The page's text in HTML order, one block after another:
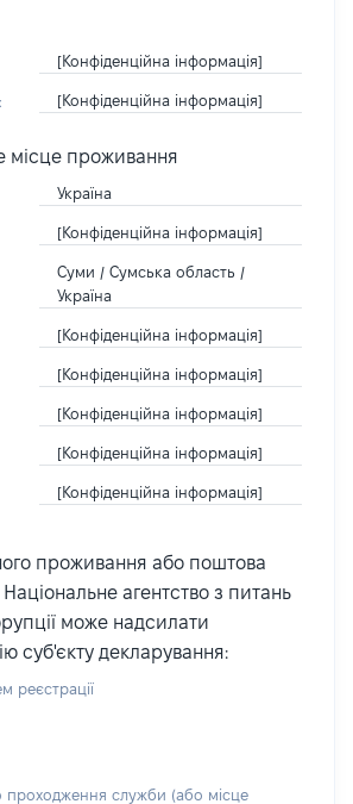
[Конфіденційна інформація]
[Конфіденційна інформація]
місце проживання
Україна
[Конфіденційна інформація]
Суми / Сумська область /
Україна
[Конфіденційна інформація]
[Конфіденційна інформація]
[Конфіденційна інформація]
[Конфіденційна інформація]
[Конфіденційна інформація]
проживання або поштова
агентство з питань
може надсилати
суб'єкту декларування:
реєстрації
проходження служби (або місце